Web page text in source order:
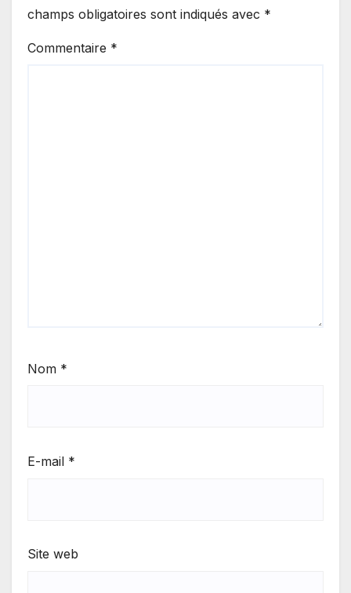
champs obligatoires sont indiqués avec *
Commentaire *
Nom *
E-mail *
Site web